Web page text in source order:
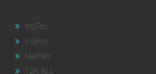
InoTec
InoPro
NarFikir
12K ALL